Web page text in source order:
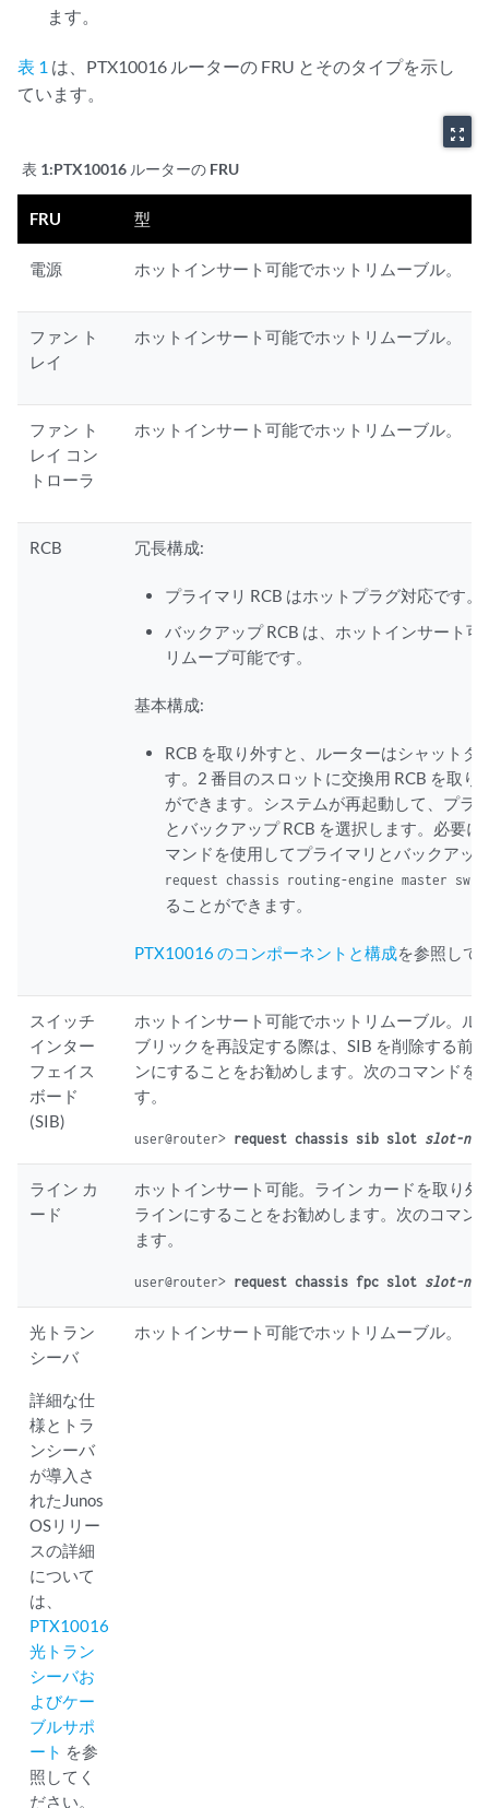
ます。
表 1 は、PTX10016 ルーターの FRU とそのタイプを示し
ています。
zoom_out_map
表 1:PTX10016 ルーターの FRU
FRU 型
電源 ホットインサート可能でホットリムーブル。
ファン ト
レイ
ホットインサート可能でホットリムーブル。
ファン ト
レイ コン
トローラ
ホットインサート可能でホットリムーブル。
RCB 冗長構成:
プライマリ RCB はホットプラグ対応です。
バックアップ RCB は、ホットインサート可
リムーブ可能です。
基本構成:
RCB を取り外すと、ルーターはシャットダ
す。2 番目のスロットに交換用 RCB を取り
ができます。システムが再起動して、プラ
とバックアップ RCB を選択します。必要に
マンドを使用してプライマリとバックアッ
request chassis routing-engine master
ることができます。
PTX10016 のコンポーネントと構成を参照して
スイッチ
インター
フェイス
ボード
(SIB)
ホットインサート可能でホットリムーブル。ル
ブリックを再設定する際は、SIB を削除する前
ンにすることをお勧めします。次のコマンドを
す。
user@router> request chassis sib slot slot-
ライン カ
ード
ホットインサート可能。ライン カードを取り外
ラインにすることをお勧めします。次のコマン
ます。
user@router> request chassis fpc slot slot-
光トラン
シーバ
詳細な仕
様とトラ
ンシーバ
が導入さ
れたJunos
OSリリー
スの詳細
について
は、
PTX10016
光トラン
シーバお
よびケー
ブルサポ
ート を参
照してく
ださい。
ホットインサート可能でホットリムーブル。